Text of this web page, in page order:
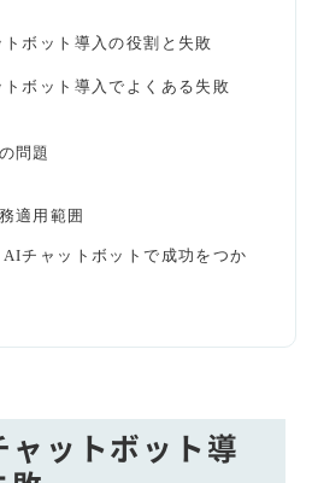
ボット導入の役割と失敗
ボット導入でよくある失敗
問題
適用範囲
チャットボットで成功をつか
ットボット導